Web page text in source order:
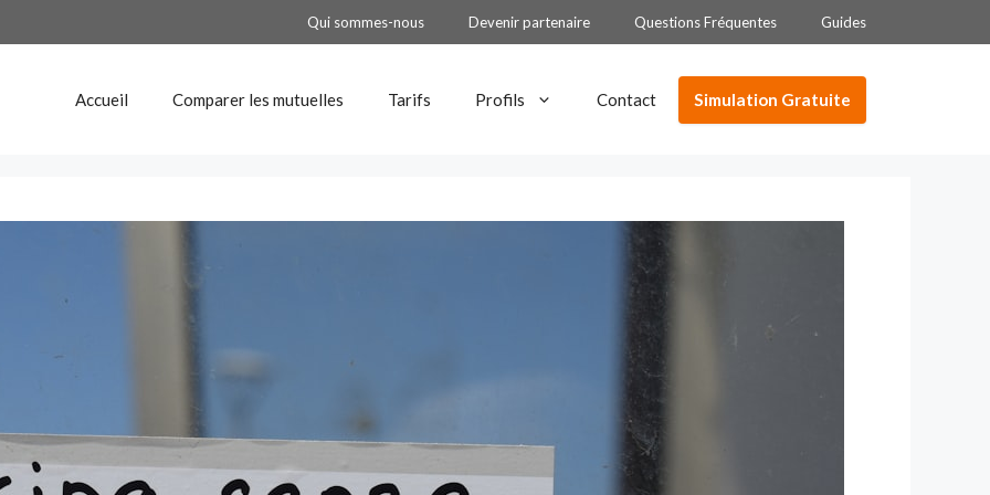
Qui sommes-nous Devenir partenaire Questions Fréquentes Guides
Accueil Comparer les mutuelles Tarifs Profils Contact Simulation Gratuite